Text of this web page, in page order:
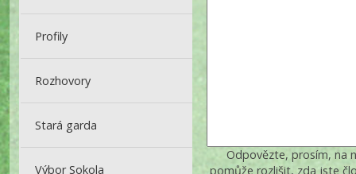
Profily
Rozhovory
Stará garda
Výbor Sokola
Odpovězte, prosím, na
pomůže rozlišit, zda jste